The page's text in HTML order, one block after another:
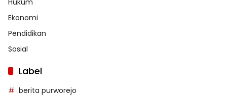
Hukum
Ekonomi
Pendidikan
Sosial
Label
berita purworejo